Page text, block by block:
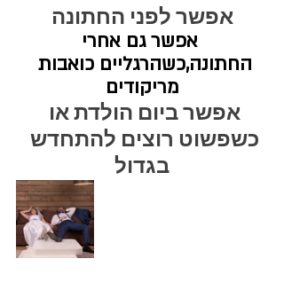
אפשר לפני החתונה
  אפשר גם אחרי
החתונה,כשהרגליים כואבות
מריקודים
אפשר ביום הולדת או
כשפשוט רוצים להתחדש
בגדול